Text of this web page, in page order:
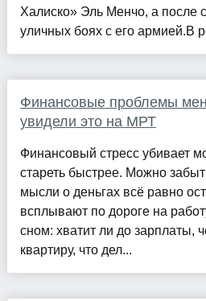
Халиско» Эль Менчо, а после
уличных боях с его армией.В
Финансовые проблемы
увидели это на МРТ
Финансовый стресс убивает
стареть быстрее. Можно
мысли о деньгах всё равно
всплывают по дороге на
сном: хватит ли до зарплаты,
квартиру, что дел...